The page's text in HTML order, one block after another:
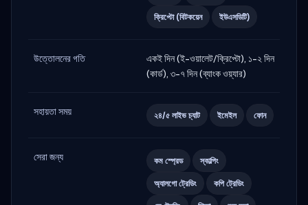
ক্রিপ্টো (বিটকয়েন ইউএসডিটি)
উত্তোলনের গতি
একই দিন (ই-ওয়ালেট/ক্রিপ্টো), ১-২ দিন
(কার্ড), ৩-৭ দিন (ব্যাংক ওয়্যার)
সহায়তা সময় ২৪/৫ লাইভ চ্যাট ইমেইল ফোন
সেরা জন্য কম স্প্রেড স্কাল্পিং
অ্যালগো ট্রেডিং কপি ট্রেডিং